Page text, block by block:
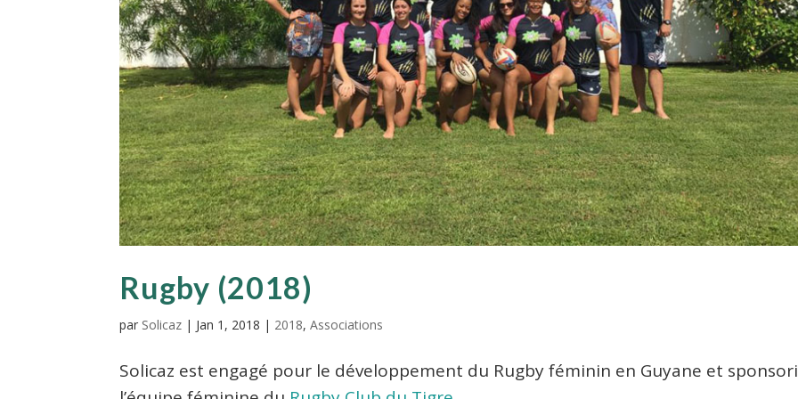
Rugby (2018)
par Solicaz | Jan 1, 2018 | 2018,Associations
Solicaz est engagé pour le développement du Rugby féminin en Guyane et